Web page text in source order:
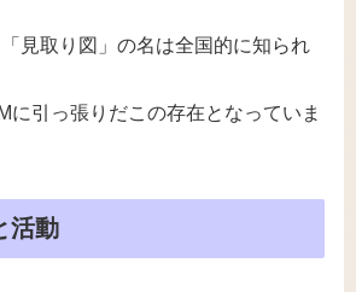
見取り図」の名は全国的に知られ
に引っ張りだこの存在となっていま
活動